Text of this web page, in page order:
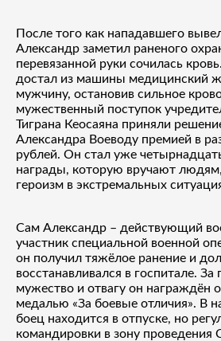
После того как нападавшего
Александр заметил раненого
перевязанной руки сочилась
достал из машины медицинский
мужчину, остановив сильное
мужественный поступок
Тиграна Кеосаяна приняли
Александра Воеводу премией в
рублей. Он стал уже
награды, которую вручают
героизм в экстремальных
Сам Александр – действующий
участник специальной военной
он получил тяжёлое ранение и
восстанавливался в госпитале.
мужество и отвагу он награждён
медалью «За боевые отличия». В
боец находится в отпуске, но
командировки в зону проведения